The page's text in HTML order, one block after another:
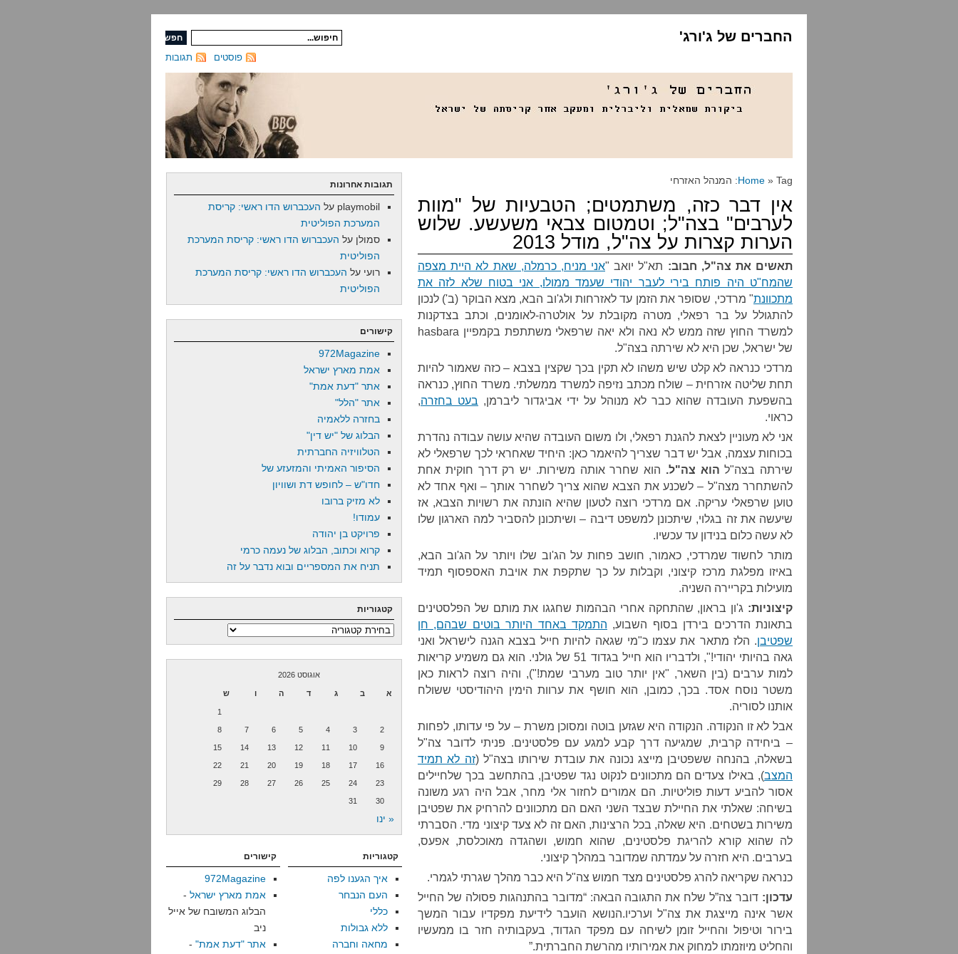
החברים של ג'ורג'
תגובות פוסטים
Home » Tag: המנהל האזרחי
אין דבר כזה, משתמטים; הטבעיות של "מוות
לערבים" בצה"ל; וטמטום צבאי משעשע. שלוש
הערות קצרות על צה"ל, מודל 2013
תאשים את צה"ל, חבוב: תא"ל יואב "אני מניח, כרמלה, שאת לא היית מצפה
שהמח"ט היה פותח בירי לעבר יהודי שעמד ממולו, אני בטוח שלא לזה את
מתכוונת" מרדכי, שסופר את הזמן עד לאזרחות ולג'וב הבא, מצא הבוקר (ב') לנכון
להתגולל על בר רפאלי, מטרה מקובלת על אולטרה-לאומנים, וכתב בצדקנות
למשרד החוץ שזה ממש לא נאה ולא יאה שרפאלי משתתפת בקמפיין hasbara
של ישראל, שכן היא לא שירתה בצה"ל.
מרדכי כנראה לא קלט שיש משהו לא תקין בכך שקצין בצבא – כזה שאמור להיות
תחת שליטה אזרחית – שולח מכתב נזיפה למשרד ממשלתי. משרד החוץ, כנראה
בהשפעת העובדה שהוא כבר לא מנוהל על ידי אביגדור ליברמן, בעט בחזרה,
כראוי.
אני לא מעוניין לצאת להגנת רפאלי, ולו משום העובדה שהיא עושה עבודה נהדרת
בכוחות עצמה, אבל יש דבר שצריך להיאמר כאן: היחיד שאחראי לכך שרפאלי לא
שירתה בצה"ל הוא צה"ל. הוא שחרר אותה משירות. יש רק דרך חוקית אחת
להשתחרר מצה"ל – לשכנע את הצבא שהוא צריך לשחרר אותך – ואף אחד לא
טוען שרפאלי עריקה. אם מרדכי רוצה לטעון שהיא הונתה את רשויות הצבא, אז
שיעשה את זה בגלוי, שיתכונן למשפט דיבה – ושיתכונן להסביר למה הארגון שלו
לא עשה כלום בנידון עד עכשיו.
מותר לחשוד שמרדכי, כאמור, חושב פחות על הג'וב שלו ויותר על הג'וב הבא,
באיזו מפלגת מרכז קיצוני, וקבלות על כך שתקפת את אויבת האספסוף תמיד
מועילות בקריירה השניה.
קיצוניות: ג'ון בראון, שהתחקה אחרי הבהמות שחגגו את מותם של הפלסטינים
בתאונת הדרכים בירדן בסוף השבוע, התמקד באחד היותר בוטים שבהם, חן
שפטיבן. הלז מתאר את עצמו כ"מי שגאה להיות חייל בצבא הגנה לישראל ואני
גאה בהיותי יהודי!", ולדבריו הוא חייל בגדוד 51 של גולני. הוא גם משמיע קריאות
למות ערבים (בין השאר, "אין יותר טוב מערבי שמת!"), והיה רוצה לראות כאן
משטר נוסח אסד. בכך, כמובן, הוא חושף את ערוות הימין היהודיסטי ששולח
אותנו לסוריה.
אבל לא זו הנקודה. הנקודה היא שגזען בוטה ומסוכן משרת – על פי עדותו, לפחות
– ביחידה קרבית, שמגיעה דרך קבע למגע עם פלסטינים. פניתי לדובר צה"ל
בשאלה, בהנחה ששפטיבן מייצג נכונה את עובדת שירותו בצה"ל (זה לא תמיד
המצב), באילו צעדים הם מתכוונים לנקוט נגד שפטיבן, בהתחשב בכך שלחיילים
אסור להביע דעות פוליטיות. הם אמורים לחזור אלי מחר, אבל היה רגע משונה
בשיחה: שאלתי את החיילת שבצד השני האם הם מתכוונים להרחיק את שפטיבן
משירות בשטחים. היא שאלה, בכל הרצינות, האם זה לא צעד קיצוני מדי. הסברתי
לה שהוא קורא להריגת פלסטינים, שהוא חמוש, ושהגדה מאוכלסת, אפעס,
בערבים. היא חזרה על עמדתה שמדובר במהלך קיצוני.
כנראה שקריאה להרג פלסטינים מצד חמוש צה"ל היא כבר מהלך שגרתי לגמרי.
עדכון: דובר צה”ל שלח את התגובה הבאה: “מדובר בהתנהגות פסולה של החייל
אשר אינה מייצגת את צה"ל וערכיו.הנושא הועבר לידיעת מפקדיו עבור המשך
בירור וטיפול והחייל זומן לשיחה עם מפקד הגדוד, בעקבותיה חזר בו ממעשיו
והחליט מיוזמתו למחוק את אמירותיו מהרשת החברתית.”
תגובות אחרונות
playmobil על העכברוש הדו ראשי: קריסת
המערכת הפוליטית
סמולן על העכברוש הדו ראשי: קריסת המערכת
הפוליטית
רועי על העכברוש הדו ראשי: קריסת המערכת
הפוליטית
קישורים
972Magazine
אמת מארץ ישראל
אתר "דעת אמת"
אתר "הלל"
בחזרה ללאמיה
הבלוג של "יש דין"
הטלוויזיה החברתית
הסיפור האמיתי והמזעזע של
חדו"ש – לחופש דת ושוויון
לא מזיק ברובו
עמודו!
פרויקט בן יהודה
קרוא וכתוב, הבלוג של נעמה כרמי
תניח את המספריים ובוא נדבר על זה
קטגוריות
קטגוריות
אוגוסט 2026
א ב ג ד ה ו ש
1
2
3
4
5
6
7
8
9
10
11
12
13
14
15
16
17
18
19
20
21
22
23
24
25
26
27
28
29
30
31
« ינו
קטגוריות
איך הגענו לפה
העם הנבחר
כללי
ללא גבולות
מחאה וחברה
קישורים
972Magazine
אמת מארץ ישראל -
הבלוג המשובח של אייל
ניב
אתר "דעת אמת" -